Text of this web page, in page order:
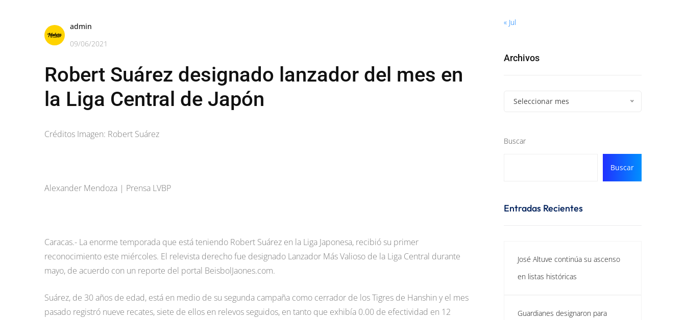
admin
09/06/2021
Robert Suárez designado lanzador del mes en
la Liga Central de Japón
Créditos Imagen: Robert Suárez
Alexander Mendoza | Prensa LVBP
Caracas.- La enorme temporada que está teniendo Robert Suárez en la Liga Japonesa, recibió su primer
reconocimiento este miércoles. El relevista derecho fue designado Lanzador Más Valioso de la Liga Central durante
mayo, de acuerdo con un reporte del portal BeisbolJaones.com.
Suárez, de 30 años de edad, está en medio de su segunda campaña como cerrador de los Tigres de Hanshin y el mes
pasado registró nueve recates, siete de ellos en relevos seguidos, en tanto que exhibía 0.00 de efectividad en 12
« Jul
Archivos
Seleccionar mes
Buscar
Buscar
Entradas Recientes
José Altuve continúa su ascenso
en listas históricas
Guardianes designaron para